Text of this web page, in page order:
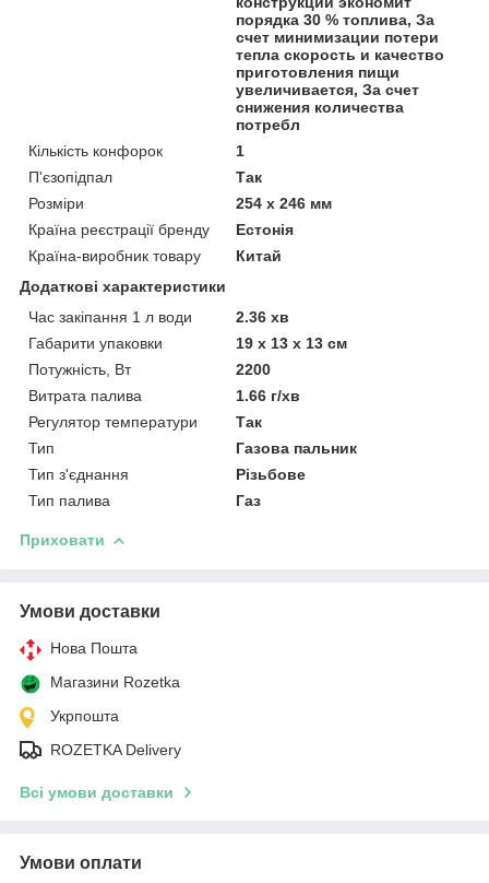
порядка 30 % топлива, За
счет минимизации потери
тепла скорость и качество
приготовления пищи
увеличивается, За счет
снижения количества
потребл
Кількість конфорок
1
П'єзопідпал
Так
Розміри
254 x 246 мм
Країна реєстрації бренду
Естонія
Країна-виробник товару
Китай
Додаткові характеристики
Час закіпання 1 л води
2.36 хв
Габарити упаковки
19 x 13 x 13 см
Потужність, Вт
2200
Витрата палива
1.66 г/хв
Регулятор температури
Так
Тип
Газова пальник
Тип з'єднання
Різьбове
Тип палива
Газ
Приховати
Умови доставки
Нова Пошта
Магазини Rozetka
Укрпошта
ROZETKA Delivery
Всі умови доставки
Умови оплати